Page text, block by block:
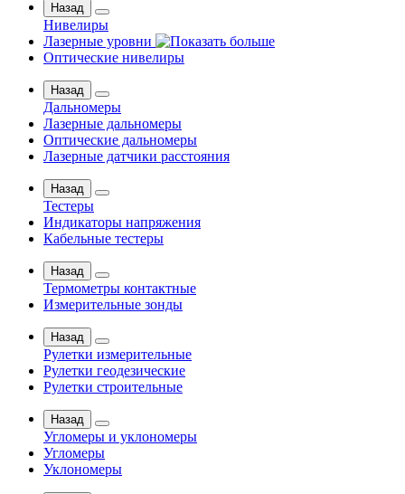
Назад
Нивелиры
Лазерные уровни
Оптические нивелиры
Назад
Дальномеры
Лазерные дальномеры
Оптические дальномеры
Лазерные датчики расстояния
Назад
Тестеры
Индикаторы напряжения
Кабельные тестеры
Назад
Термометры контактные
Измерительные зонды
Назад
Рулетки измерительные
Рулетки геодезические
Рулетки строительные
Назад
Угломеры и уклономеры
Угломеры
Уклономеры